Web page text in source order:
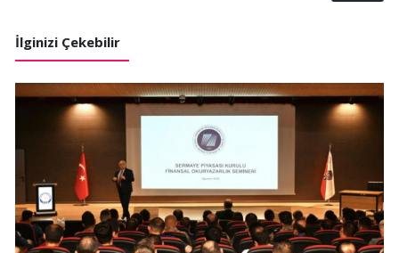
İlginizi Çekebilir